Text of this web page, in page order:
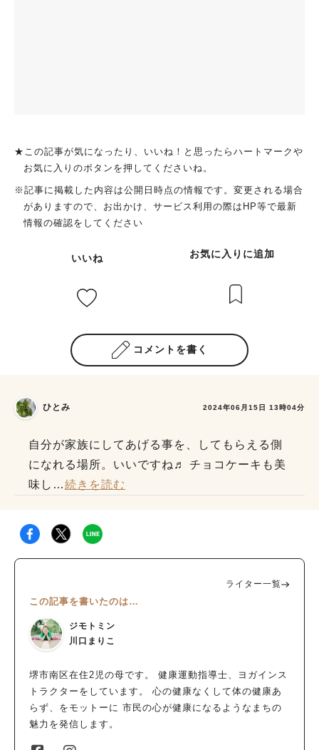
★この記事が気になったり、いいね！と思ったらハートマークや
お気に入りのボタンを押してくださいね。
※記事に掲載した内容は公開日時点の情報です。変更される場合
がありますので、お出かけ、サービス利用の際はHP等で最新
情報の確認をしてください
いいね お気に入りに追加
コメントを書く
ひとみ 2024年06月15日 13時04分
自分が家族にしてあげる事を、してもらえる側
になれる場所。いいですね♬ チョコケーキも美
味し …続きを読む
ライター一覧
この記事を書いたのは…
ジモトミン
川口まりこ
堺市南区在住2児の母です。 健康運動指導士、ヨガインス
トラクターをしています。 心の健康なくして体の健康あ
らず、をモットーに 市民の心が健康になるようなまちの
魅力を発信します。